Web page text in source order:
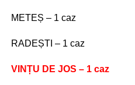
METEȘ – 1 caz
RADEȘTI – 1 caz
VINȚU DE JOS – 1 caz